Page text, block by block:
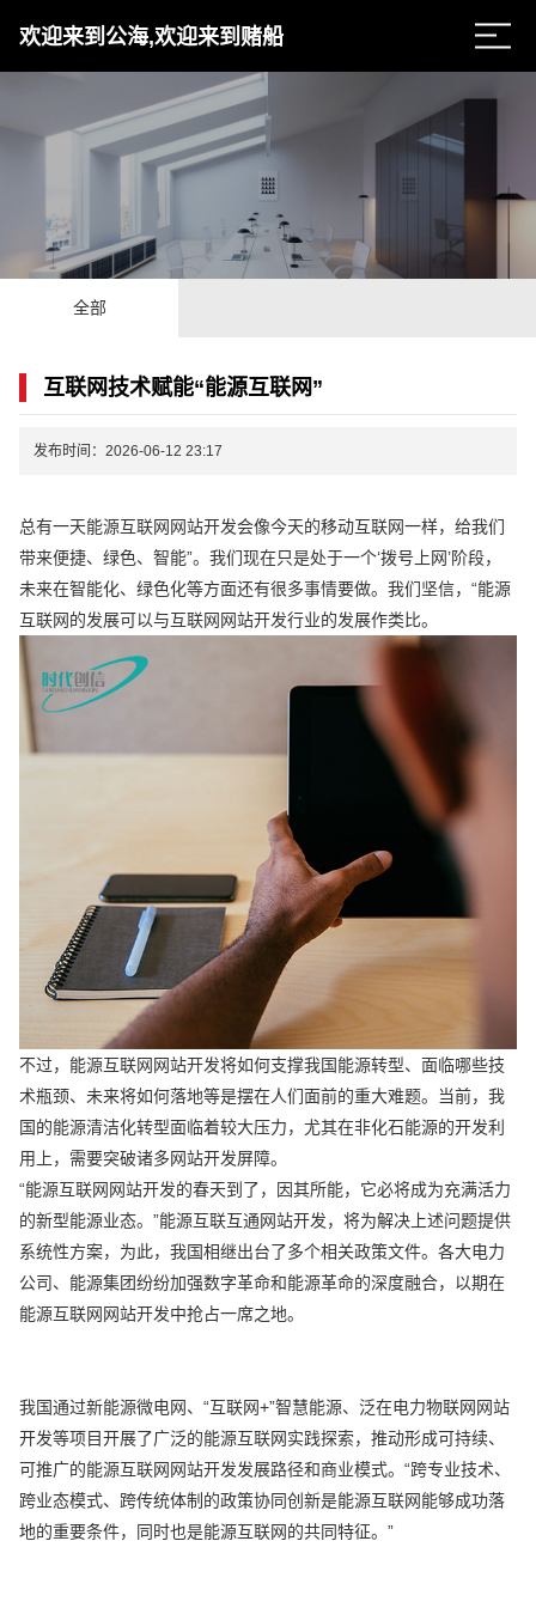
欢迎来到公海,欢迎来到赌船
全部
互联网技术赋能“能源互联网”
发布时间：2026-06-12 23:17
总有一天能源互联网网站开发会像今天的移动互联网一样，给我们
带来便捷、绿色、智能”。我们现在只是处于一个‘拨号上网’阶段，
未来在智能化、绿色化等方面还有很多事情要做。我们坚信，“能源
互联网的发展可以与互联网网站开发行业的发展作类比。
不过，能源互联网网站开发将如何支撑我国能源转型、面临哪些技
术瓶颈、未来将如何落地等是摆在人们面前的重大难题。当前，我
国的能源清洁化转型面临着较大压力，尤其在非化石能源的开发利
用上，需要突破诸多网站开发屏障。
“能源互联网网站开发的春天到了，因其所能，它必将成为充满活力
的新型能源业态。”能源互联互通网站开发，将为解决上述问题提供
系统性方案，为此，我国相继出台了多个相关政策文件。各大电力
公司、能源集团纷纷加强数字革命和能源革命的深度融合，以期在
能源互联网网站开发中抢占一席之地。
我国通过新能源微电网、“互联网+”智慧能源、泛在电力物联网网站
开发等项目开展了广泛的能源互联网实践探索，推动形成可持续、
可推广的能源互联网网站开发发展路径和商业模式。“跨专业技术、
跨业态模式、跨传统体制的政策协同创新是能源互联网能够成功落
地的重要条件，同时也是能源互联网的共同特征。”